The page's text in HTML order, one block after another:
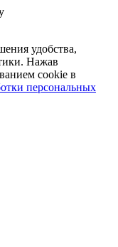
удобства,
Нажав
cookie в
персональных